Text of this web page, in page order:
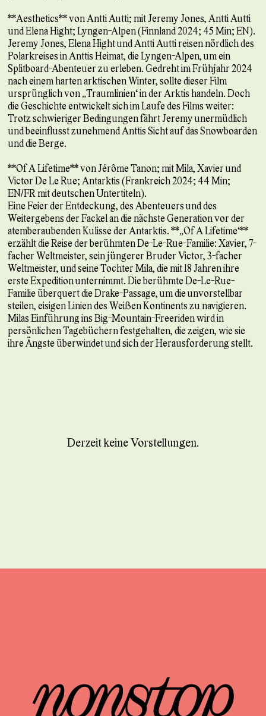
Derzeit keine Vorstellungen.
**Aesthetics** von Antti Autti; mit Jeremy Jones, Antti Autti
und Elena Hight; Lyngen-Alpen (Finnland 2024; 45 Min; EN).
Jeremy Jones, Elena Hight und Antti Autti reisen nördlich des
Polarkreises in Anttis Heimat, die Lyngen-Alpen, um ein
Splitboard-Abenteuer zu erleben. Gedreht im Frühjahr 2024
nach einem harten arktischen Winter, sollte dieser Film
ursprünglich von „Traumlinien“ in der Arktis handeln. Doch
die Geschichte entwickelt sich im Laufe des Films weiter:
Trotz schwieriger Bedingungen fährt Jeremy unermüdlich
und beeinflusst zunehmend Anttis Sicht auf das Snowboarden
und die Berge.
**Of A Lifetime** von Jérôme Tanon; mit Mila, Xavier und
Victor De Le Rue; Antarktis (Frankreich 2024; 44 Min;
EN/FR mit deutschen Untertiteln).
Eine Feier der Entdeckung, des Abenteuers und des
Weitergebens der Fackel an die nächste Generation vor der
atemberaubenden Kulisse der Antarktis. **„Of A Lifetime“**
erzählt die Reise der berühmten De-Le-Rue-Familie: Xavier, 7-
facher Weltmeister, sein jüngerer Bruder Victor, 3-facher
Weltmeister, und seine Tochter Mila, die mit 18 Jahren ihre
erste Expedition unternimmt. Die berühmte De-Le-Rue-
Familie überquert die Drake-Passage, um die unvorstellbar
steilen, eisigen Linien des Weißen Kontinents zu navigieren.
Milas Einführung ins Big-Mountain-Freeriden wird in
persönlichen Tagebüchern festgehalten, die zeigen, wie sie
ihre Ängste überwindet und sich der Herausforderung stellt.